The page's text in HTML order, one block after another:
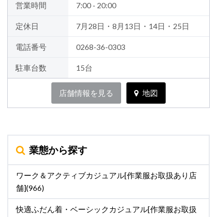
営業時間 7:00 - 20:00
定休日 7月28日・8月13日・14日・25日
電話番号 0268-36-0303
駐車台数 15台
店舗情報を見る 地図
業態から探す
ワーク＆アクティブカジュアル[作業服お取扱あり店
舗](966)
快適ふだん着・ベーシックカジュアル[作業服お取扱